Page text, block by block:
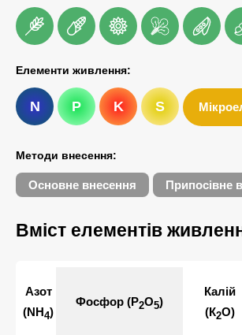
Елементи живлення:
N P K S
Методи внесення:
Основне внесення Припосівне
Вміст елементів
Азот
(NH4)
Фосфор (Р2О5)
Калій
(К2О)